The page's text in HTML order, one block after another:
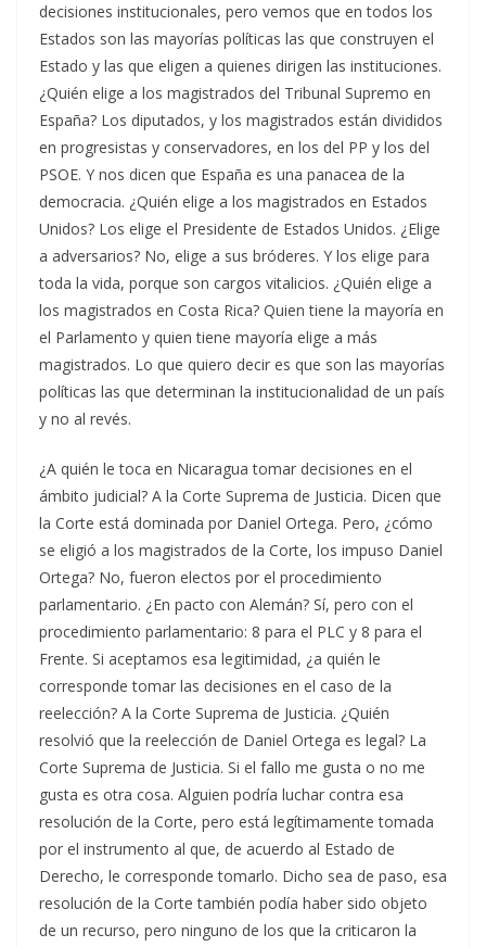
decisiones institucionales, pero vemos que en todos los
Estados son las mayorías políticas las que construyen el
Estado y las que eligen a quienes dirigen las instituciones.
¿Quién elige a los magistrados del Tribunal Supremo en
España? Los diputados, y los magistrados están divididos
en progresistas y conservadores, en los del PP y los del
PSOE. Y nos dicen que España es una panacea de la
democracia. ¿Quién elige a los magistrados en Estados
Unidos? Los elige el Presidente de Estados Unidos. ¿Elige
a adversarios? No, elige a sus bróderes. Y los elige para
toda la vida, porque son cargos vitalicios. ¿Quién elige a
los magistrados en Costa Rica? Quien tiene la mayoría en
el Parlamento y quien tiene mayoría elige a más
magistrados. Lo que quiero decir es que son las mayorías
políticas las que determinan la institucionalidad de un país
y no al revés.
¿A quién le toca en Nicaragua tomar decisiones en el
ámbito judicial? A la Corte Suprema de Justicia. Dicen que
la Corte está dominada por Daniel Ortega. Pero, ¿cómo
se eligió a los magistrados de la Corte, los impuso Daniel
Ortega? No, fueron electos por el procedimiento
parlamentario. ¿En pacto con Alemán? Sí, pero con el
procedimiento parlamentario: 8 para el PLC y 8 para el
Frente. Si aceptamos esa legitimidad, ¿a quién le
corresponde tomar las decisiones en el caso de la
reelección? A la Corte Suprema de Justicia. ¿Quién
resolvió que la reelección de Daniel Ortega es legal? La
Corte Suprema de Justicia. Si el fallo me gusta o no me
gusta es otra cosa. Alguien podría luchar contra esa
resolución de la Corte, pero está legítimamente tomada
por el instrumento al que, de acuerdo al Estado de
Derecho, le corresponde tomarlo. Dicho sea de paso, esa
resolución de la Corte también podía haber sido objeto
de un recurso, pero ninguno de los que la criticaron la